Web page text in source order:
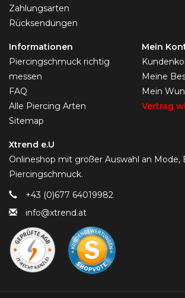
Zahlungsarten
Rücksendungen
Informationen
Piercingschmuck richtig
messen
FAQ
Alle Piercing Arten
Sitemap
Mein
Meine
Mein
Vertrag
Xtrend e.U
Onlineshop mit großer Auswahl an Mode,
Piercingschmuck.
+43 (0)677 64019982
info@xtrend.at